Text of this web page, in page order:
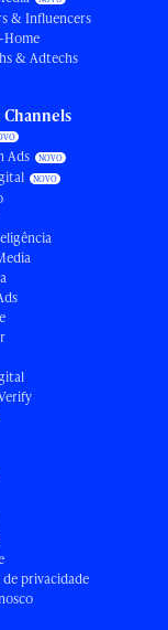
& Influencers
& Adtechs
Ads
privacidade